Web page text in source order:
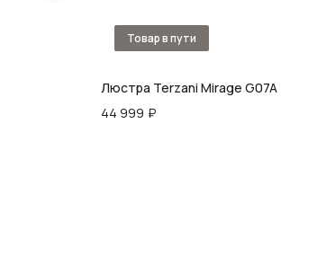
Люстра Terzani Mirage G07A
44 999 ₽